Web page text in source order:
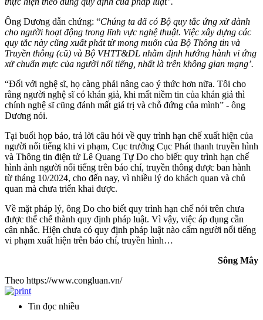
Ông Dương dẫn chứng: “Chúng ta đã có Bộ quy tắc ứng xử dành
cho người hoạt động trong lĩnh vực nghệ thuật. Việc xây dựng các
quy tắc này cũng xuất phát từ mong muốn của Bộ Thông tin và
Truyền thông (cũ) và Bộ VHTT&DL nhằm định hướng hành vi ứng
xử chuẩn mực của người nổi tiếng, nhất là trên không gian mạng’.
“Đối với nghệ sĩ, họ càng phải nâng cao ý thức hơn nữa. Tôi cho
rằng người nghệ sĩ có khán giả, khi mất niềm tin của khán giả thì
chính nghệ sĩ cũng đánh mất giá trị và chỗ đứng của mình” - ông
Dương nói.
Tại buổi họp báo, trả lời câu hỏi về quy trình hạn chế xuất hiện của
người nổi tiếng khi vi phạm, Cục trưởng Cục Phát thanh truyền hình
và Thông tin điện tử Lê Quang Tự Do cho biết: quy trình hạn chế
hình ảnh người nổi tiếng trên báo chí, truyền thông được ban hành
từ tháng 10/2024, cho đến nay, vì nhiều lý do khách quan và chủ
quan mà chưa triển khai được.
Về mặt pháp lý, ông Do cho biết quy trình hạn chế nói trên chưa
được thể chế thành quy định pháp luật. Vì vậy, việc áp dụng cần
cân nhắc. Hiện chưa có quy định pháp luật nào cấm người nổi tiếng
vi phạm xuất hiện trên báo chí, truyền hình…
Sông Mây
Theo https://www.congluan.vn/
Tin đọc nhiều